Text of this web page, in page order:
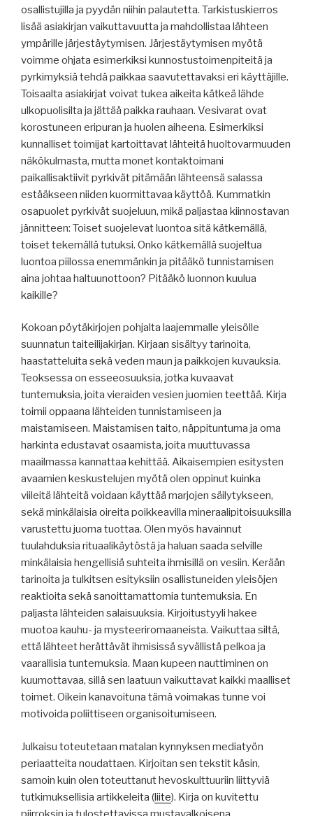
osallistujilla ja pyydän niihin palautetta. Tarkistuskierros
lisää asiakirjan vaikuttavuutta ja mahdollistaa lähteen
ympärille järjestäytymisen. Järjestäytymisen myötä
voimme ohjata esimerkiksi kunnostustoimenpiteitä ja
pyrkimyksiä tehdä paikkaa saavutettavaksi eri käyttäjille.
Toisaalta asiakirjat voivat tukea aikeita kätkeä lähde
ulkopuolisilta ja jättää paikka rauhaan. Vesivarat ovat
korostuneen eripuran ja huolen aiheena. Esimerkiksi
kunnalliset toimijat kartoittavat lähteitä huoltovarmuuden
näkökulmasta, mutta monet kontaktoimani
paikallisaktiivit pyrkivät pitämään lähteensä salassa
estääkseen niiden kuormittavaa käyttöä. Kummatkin
osapuolet pyrkivät suojeluun, mikä paljastaa kiinnostavan
jännitteen: Toiset suojelevat luontoa sitä kätkemällä,
toiset tekemällä tutuksi. Onko kätkemällä suojeltua
luontoa piilossa enemmänkin ja pitääkö tunnistamisen
aina johtaa haltuunottoon? Pitääkö luonnon kuulua
kaikille?
Kokoan pöytäkirjojen pohjalta laajemmalle yleisölle
suunnatun taiteilijakirjan. Kirjaan sisältyy tarinoita,
haastatteluita sekä veden maun ja paikkojen kuvauksia.
Teoksessa on esseeosuuksia, jotka kuvaavat
tuntemuksia, joita vieraiden vesien juomien teettää. Kirja
toimii oppaana lähteiden tunnistamiseen ja
maistamiseen. Maistamisen taito, näppituntuma ja oma
harkinta edustavat osaamista, joita muuttuvassa
maailmassa kannattaa kehittää. Aikaisempien esitysten
avaamien keskustelujen myötä olen oppinut kuinka
viileitä lähteitä voidaan käyttää marjojen säilytykseen,
sekä minkälaisia oireita poikkeavilla mineraalipitoisuuksilla
varustettu juoma tuottaa. Olen myös havainnut
tuulahduksia rituaalikäytöstä ja haluan saada selville
minkälaisia hengellisiä suhteita ihmisillä on vesiin. Kerään
tarinoita ja tulkitsen esityksiin osallistuneiden yleisöjen
reaktioita sekä sanoittamattomia tuntemuksia. En
paljasta lähteiden salaisuuksia. Kirjoitustyyli hakee
muotoa kauhu- ja mysteeriromaaneista. Vaikuttaa siltä,
että lähteet herättävät ihmisissä syvällistä pelkoa ja
vaarallisia tuntemuksia. Maan kupeen nauttiminen on
kuumottavaa, sillä sen laatuun vaikuttavat kaikki maalliset
toimet. Oikein kanavoituna tämä voimakas tunne voi
motivoida poliittiseen organisoitumiseen.
Julkaisu toteutetaan matalan kynnyksen mediatyön
periaatteita noudattaen. Kirjoitan sen tekstit käsin,
samoin kuin olen toteuttanut hevoskulttuuriin liittyviä
tutkimuksellisia artikkeleita (liite). Kirja on kuvitettu